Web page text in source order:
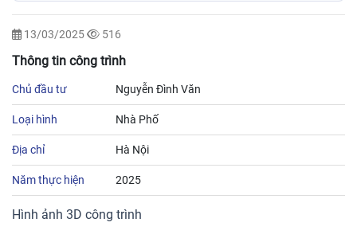
13/03/2025 516
Thông tin công trình
Chủ đầu tư Nguyễn Đình Văn
Loại hình Nhà Phố
Địa chỉ Hà Nội
Năm thực hiện 2025
Hình ảnh 3D công trình